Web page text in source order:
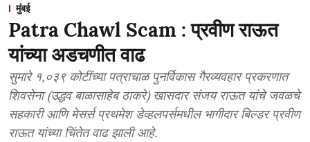
मुंबई
Patra Chawl Scam : प्रवीण राऊत
यांच्या अडचणीत वाढ
सुमारे १,०३९ कोटींच्या पत्राचाळ पुनर्विकास गैरव्यवहार प्रकरणात
शिवसेना (उद्धव बाळासाहेब ठाकरे) खासदार संजय राऊत यांचे जवळचे
सहकारी आणि मेसर्स प्रथमेश डेव्हलपर्समधील भागीदार बिल्डर प्रवीण
राऊत यांच्या चिंतेत वाढ झाली आहे.